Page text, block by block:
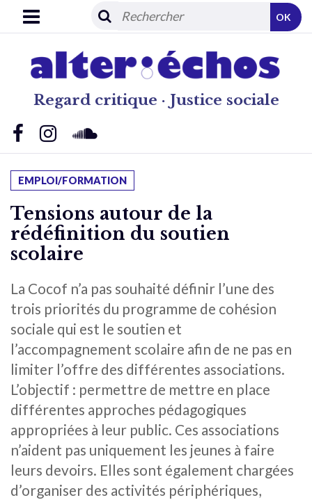
Regard critique · Justice sociale
OK
EMPLOI/FORMATION
Tensions autour de la
rédéfinition du soutien
scolaire
La Cocof n’a pas souhaité définir l’une des
trois priorités du programme de cohésion
sociale qui est le soutien et
l’accompagnement scolaire afin de ne pas en
limiter l’offre des différentes associations.
L’objectif : permettre de mettre en place
différentes approches pédagogiques
appropriées à leur public. Ces associations
n’aident pas uniquement les jeunes à faire
leurs devoirs. Elles sont également chargées
d’organiser des activités périphériques,